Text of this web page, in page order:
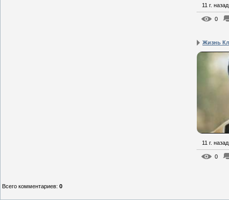
11 г. назад
0
Жизнь
11 г. назад
0
Всего комментариев: 0